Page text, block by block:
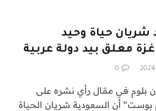
حياة وحيد
معلق بيد دولة عربية
0
بلوم في مقال رأي نشره على
أن السعودية شريان الحياة